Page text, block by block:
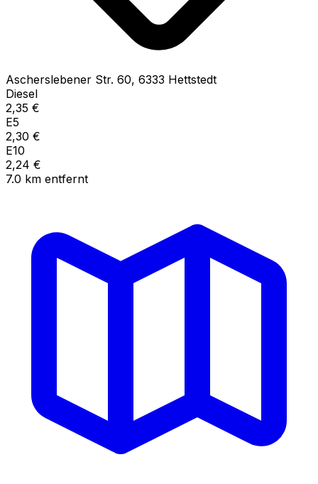
Ascherslebener Str. 60, 6333 Hettstedt
Diesel
2,35 €
E5
2,30 €
E10
2,24 €
7.0 km entfernt